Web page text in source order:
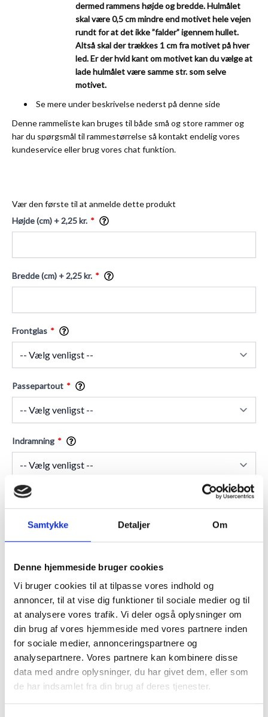
Samtykke Detaljer Om
Denne hjemmeside bruger cookies
Vi bruger cookies til at tilpasse vores indhold og
annoncer, til at vise dig funktioner til sociale medier og til
at analysere vores trafik. Vi deler også oplysninger om
din brug af vores hjemmeside med vores partnere inden
for sociale medier, annonceringspartnere og
analysepartnere. Vores partnere kan kombinere disse
data med andre oplysninger, du har givet dem, eller som
de har indsamlet fra din brug af deres tjenester.
dermed rammens højde og bredde. Hulmålet
skal være 0,5 cm mindre end motivet hele vejen
rundt for at det ikke ”falder” igennem hullet.
Altså skal der trækkes 1 cm fra motivet på hver
led. Er der hvid kant om motivet kan du vælge at
lade hulmålet være samme str. som selve
motivet.
Se mere under beskrivelse nederst på denne side
Denne rammeliste kan bruges til både små og store rammer og
har du spørgsmål til rammestørrelse så kontakt endelig vores
kundeserviceeller brug vores chat funktion.
Vær den første til at anmelde dette produkt
Højde (cm) + 2,25 kr.
Bredde (cm) + 2,25 kr.
Frontglas
Passepartout
Indramning
★Anmeldt til 5/5★
BESKRIVELSE
Rammens mål:
Det mål du skal angive på rammen, er målet på dit motiv da det
altid skal svare til rammens glasmål. Det maxmål vi angiver for den
enkelte profil er et ca. mål, der svarer til ca. omkredsen på
rammen. Er det f.eks 90x 120 cm kan det også være 100 x 110 og